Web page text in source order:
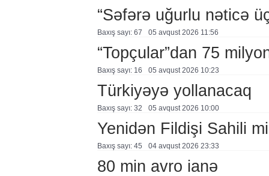
“Səfərə uğurlu nəticə
Baxış sayı: 67 05 avqust 2026 11:56
“Topçular”dan 75
Baxış sayı: 16 05 avqust 2026 10:23
Türkiyəyə yollanacaq
Baxış sayı: 32 05 avqust 2026 10:00
Yenidən Fildişi Sahili
Baxış sayı: 45 04 avqust 2026 23:33
80 min avro ianə